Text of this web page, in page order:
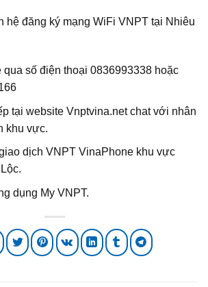
hệ đăng ký mạng WiFi VNPT tại Nhiêu
số điện thoại 0836993338 hoặc
tại website Vnptvina.net chat với nhân
khu vực.
dịch VNPT VinaPhone khu vực
dụng My VNPT.